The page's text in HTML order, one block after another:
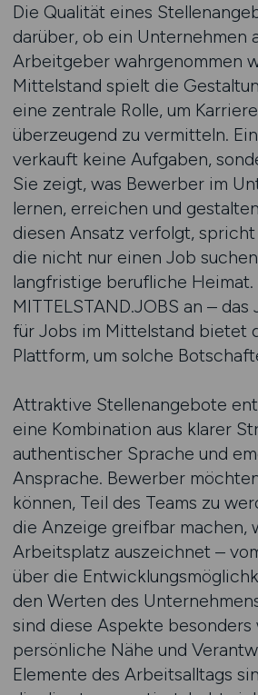
Die Qualität eines
darüber, ob ein Unternehmen
Arbeitgeber wahrgenommen
Mittelstand spielt die
eine zentrale Rolle, um
überzeugend zu vermitteln.
verkauft keine Aufgaben,
Sie zeigt, was Bewerber im
lernen, erreichen und
diesen Ansatz verfolgt,
die nicht nur einen Job
langfristige berufliche
MITTELSTAND.JOBS an – das
für Jobs im Mittelstand bietet
Plattform, um solche
Attraktive Stellenangebote
eine Kombination aus klarer
authentischer Sprache und
Ansprache. Bewerber
können, Teil des Teams zu
die Anzeige greifbar machen,
Arbeitsplatz auszeichnet –
über die
den Werten des
sind diese Aspekte
persönliche Nähe und
Elemente des Arbeitsalltags